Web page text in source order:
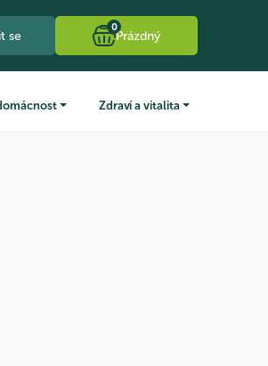
se
0
Prázdný
Zdraví a vitalita